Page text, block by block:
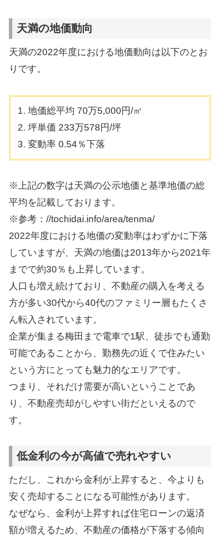
天満の地価動向
天満の2022年度における地価動向は以下のとお
りです。
地価総平均 70万5,000円/㎥
坪単価 233万578円/坪
変動率 0.54％下落
※上記の数字は天満の公示地価と基準地価の総
平均を記載しております。
※参考：//tochidai.info/area/tenma/
2022年度における地価の変動率はわずかに下落
していますが、天満の地価は2013年から2021年
までで約30％も上昇しています。
人口も増え続けており、不動産の購入を考える
方が多い30代から40代のファミリー層もたくさ
ん転入されています。
企業が集まる梅田まで電車で1駅、徒歩でも通勤
可能であることから、勤務先の近くで住みたい
という方にとっても魅力的なエリアです。
つまり、それだけ需要が高いということであ
り、不動産売却がしやすい街だといえるので
す。
低金利の今が高値で売れやすい
ただし、これから金利が上昇すると、今よりも
安く売却することになる可能性があります。
なぜなら、金利が上昇すれば住宅ローンの返済
額が増えるため、不動産の価格が下落する傾向